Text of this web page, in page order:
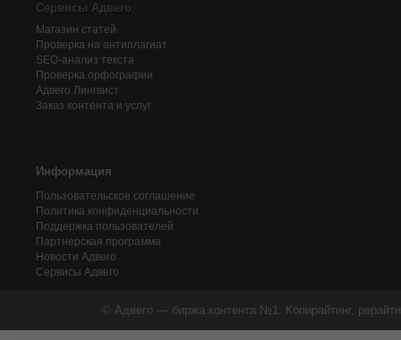
Сервисы Адвего
Магазин статей
Проверка на антиплагиат
SEO-анализ текста
Проверка орфографии
Адвего Лингвист
Заказ контента и услуг
Информация
Пользовательское соглашение
Политика конфиденциальности
Поддержка пользователей
Партнерская программа
Новости Адвего
Сервисы Адвего
© Адвего — биржа контента №1. Копирайтинг,